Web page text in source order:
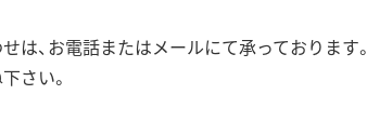
は、お電話またはメールにて承っております。
さい。